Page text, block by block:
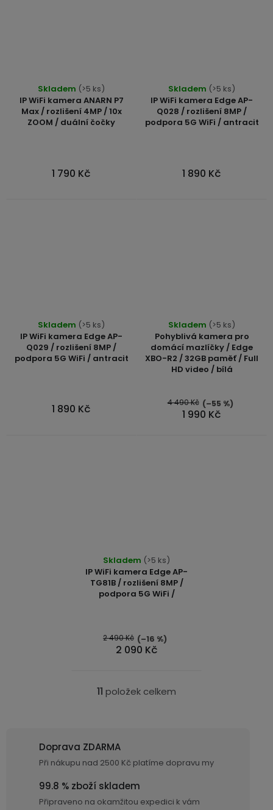
IP WiFi kamera ANARN P7
Max / rozlišení 4MP / 10x
ZOOM / duální čočky
Skladem (>5 ks)
1 790 Kč
IP WiFi kamera Edge AP-
Q028 / rozlišení 8MP /
podpora 5G WiFi / antracit
Skladem (>5 ks)
1 890 Kč
IP WiFi kamera Edge AP-
Q029 / rozlišení 8MP /
podpora 5G WiFi / antracit
Skladem (>5 ks)
1 890 Kč
Pohyblivá kamera pro
domácí mazlíčky / Edge
XBO-R2 / 32GB paměť / Full
HD video / bílá
Skladem (>5 ks)
1 990 Kč
4 490 Kč (–55 %)
IP WiFi kamera Edge AP-
TG81B / rozlišení 8MP /
podpora 5G WiFi /
Skladem (>5 ks)
2 090 Kč
2 490 Kč (–16 %)
O
d
a
c
í
11 položek celkem
Doprava ZDARMA
Při nákupu nad 2500 Kč platíme dopravu my
99.8 % zboží skladem
Připraveno na okamžitou expedici k vám